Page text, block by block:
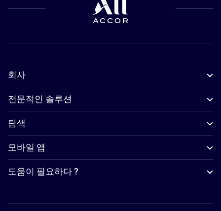
회사
전문적인 솔루션
탐색
모바일 앱
도움이 필요하다 ?